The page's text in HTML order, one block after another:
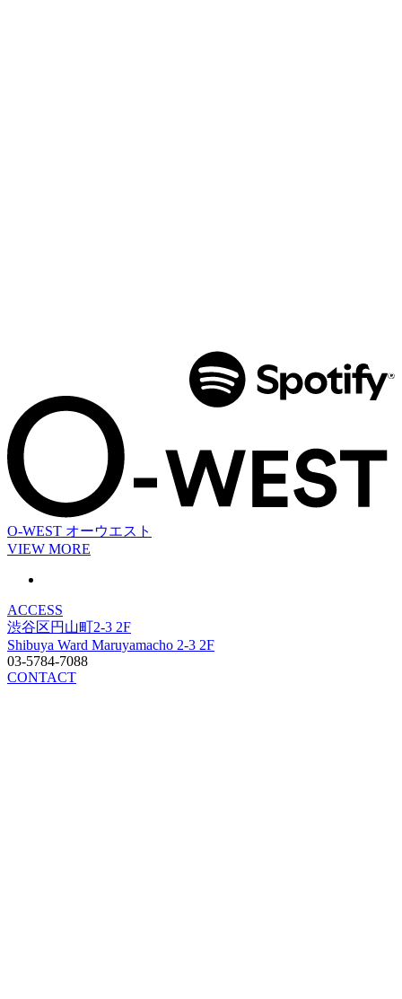
O-WEST オーウエスト
VIEW MORE
ACCESS
渋谷区円山町2-3 2F
Shibuya Ward Maruyamacho 2-3 2F
03-5784-7088
CONTACT